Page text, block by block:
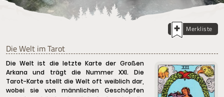
Merkliste
Die Welt im Tarot
Die Welt ist die letzte Karte der Großen
Arkana und trägt die Nummer XXI. Die
Tarot-Karte stellt die Welt oft weiblich dar,
wobei sie von männlichen Geschöpfen